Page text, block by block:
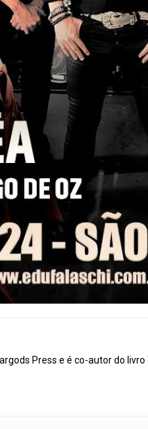
Press e é co-autor do